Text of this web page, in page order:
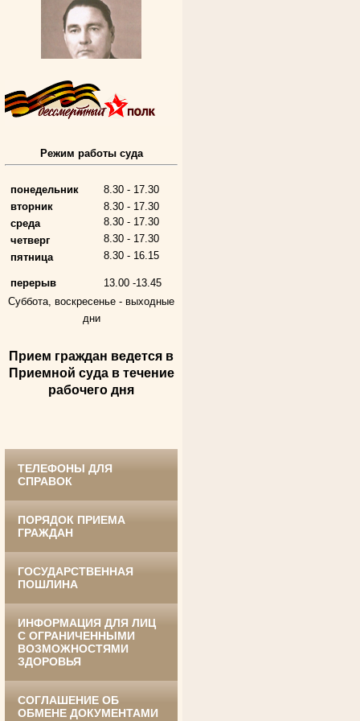
Алферьев Сергей Григорьевич
Участник Великой Отечественной войны
народного суда
в период с 1954 по 1982 гг.
Андрющенкова Тамара Ивановна
Труженица тыла в годы
Великой Отечественной войны
Судья Белгородского областного суда
Ануприенко Иван Васильевич
Участник Великой Отечественной войны
в период с 1965 по 1984 гг.
Режим работы суда
понедельник
8.30 - 17.30
вторник
8.30 - 17.30
среда
8.30 - 17.30
четверг
8.30 - 17.30
пятница
8.30 - 16.15
перерыв
13.00 -13.45
Суббота, воскресенье - выходные
дни
Прием граждан ведется в
Приемной суда в течение
рабочего дня
ТЕЛЕФОНЫ ДЛЯ
СПРАВОК
ПОРЯДОК ПРИЕМА
ГРАЖДАН
ГОСУДАРСТВЕННАЯ
ПОШЛИНА
ИНФОРМАЦИЯ ДЛЯ ЛИЦ
С ОГРАНИЧЕННЫМИ
ВОЗМОЖНОСТЯМИ
ЗДОРОВЬЯ
СОГЛАШЕНИЕ ОБ
ОБМЕНЕ ДОКУМЕНТАМИ